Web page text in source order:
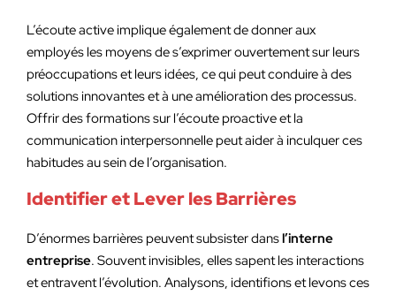
L’écoute active implique également de donner aux
employés les moyens de s’exprimer ouvertement sur leurs
préoccupations et leurs idées, ce qui peut conduire à des
solutions innovantes et à une amélioration des processus.
Offrir des formations sur l’écoute proactive et la
communication interpersonnelle peut aider à inculquer ces
habitudes au sein de l’organisation.
Identifier et Lever les Barrières
D’énormes barrières peuvent subsister dansl’interne
entreprise. Souvent invisibles, elles sapent les interactions
et entravent l’évolution. Analysons, identifions et levons ces